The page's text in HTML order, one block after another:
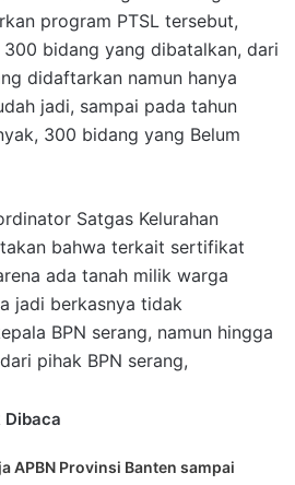
program PTSL tersebut,
bidang yang dibatalkan, dari
didaftarkan namun hanya
jadi, sampai pada tahun
300 bidang yang Belum
Satgas Kelurahan
bahwa terkait sertifikat
ada tanah milik warga
jadi berkasnya tidak
BPN serang, namun hingga
pihak BPN serang,
Dibaca
APBN Provinsi Banten sampai